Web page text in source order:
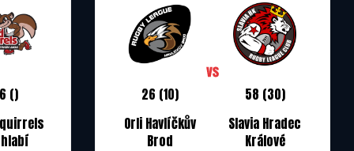
()
26 (10)
Orli Havlíčkův
Brod
58 (30)
Slavia Hradec
Králové